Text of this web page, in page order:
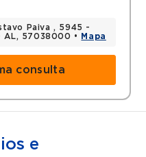
Paiva , 5945 -
AL, 57038000 •
Mapa
consulta
e